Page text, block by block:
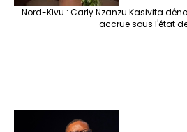
Nord-Kivu : Carly Nzanzu Kasivita
accrue sous l'état